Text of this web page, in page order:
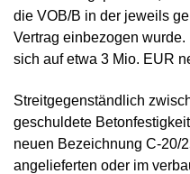
die VOB/B in der jeweils
Vertrag einbezogen
sich auf etwa 3 Mio. EUR
Streitgegenständlich
geschuldete
neuen Bezeichnung C-20/
angelieferten oder im